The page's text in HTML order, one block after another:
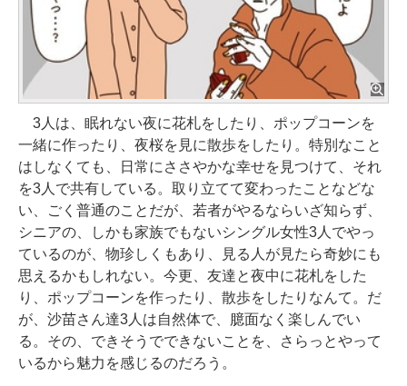
3人は、眠れない夜に花札をしたり、ポップコーンを
一緒に作ったり、夜桜を見に散歩をしたり。特別なこと
はしなくても、日常にささやかな幸せを見つけて、それ
を3人で共有している。取り立てて変わったことなどな
い、ごく普通のことだが、若者がやるならいざ知らず、
シニアの、しかも家族でもないシングル女性3人でやっ
ているのが、物珍しくもあり、見る人が見たら奇妙にも
思えるかもしれない。今更、友達と夜中に花札をした
り、ポップコーンを作ったり、散歩をしたりなんて。だ
が、沙苗さん達3人は自然体で、臆面なく楽しんでい
る。その、できそうでできないことを、さらっとやって
いるから魅力を感じるのだろう。